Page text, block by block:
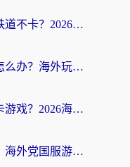
欧洲怎么玩崩坏：星穹铁道不卡？2026海外玩家国服游戏加速器终极攻略
战地无疆国外无法登陆怎么办？海外玩家国服畅玩终极指南（附欧服魔兽EVE加速方案）
在欧洲怎么玩龙之谷不卡游戏？2026海外党国服游戏加速全攻略
台湾怎么玩山海与妖灵？海外党国服游戏加速全攻略，告别延迟卡顿